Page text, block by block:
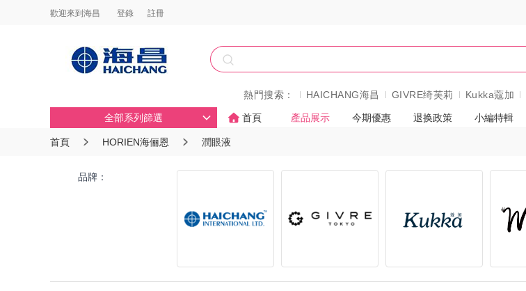
歡迎來到海昌 登錄 註冊
熱門搜索： HAICHANG海昌 GIVRE绮芙莉 Kukka蔻加
全部系列篩選 首頁 產品展示 今期優惠 退换政策 小編特輯
首頁 HORIEN海俪恩 潤眼液
品牌：